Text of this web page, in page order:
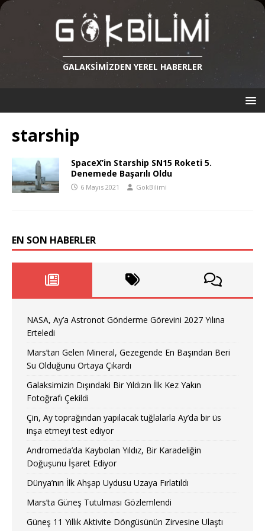
GALAKSIMIZDEN YEREL HABERLER
starship
SpaceX’in Starship SN15 Roketi 5.
Denemede Başarılı Oldu
6 Mayıs 2021 GokBilimi
EN SON HABERLER
NASA, Ay’a Astronot Gönderme Görevini 2027 Yılına
Erteledi
Mars’tan Gelen Mineral, Gezegende En Başından Beri
Su Olduğunu Ortaya Çıkardı
Galaksimizin Dışındaki Bir Yıldızın İlk Kez Yakın
Fotoğrafı Çekildi
Çin, Ay toprağından yapılacak tuğlalarla Ay’da bir üs
inşa etmeyi test ediyor
Andromeda’da Kaybolan Yıldız, Bir Karadeliğin
Doğuşunu İşaret Ediyor
Dünya’nın İlk Ahşap Uydusu Uzaya Fırlatıldı
Mars’ta Güneş Tutulması Gözlemlendi
Güneş 11 Yıllık Aktivite Döngüsünün Zirvesine Ulaştı